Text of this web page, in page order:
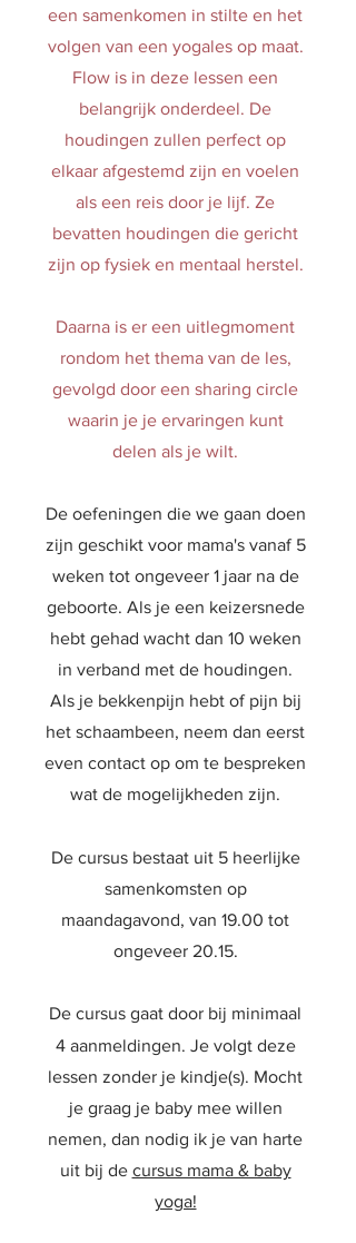
een samenkomen in stilte en het
volgen van een yogales op maat.
Flow is in deze lessen een
belangrijk onderdeel. De
houdingen zullen perfect op
elkaar afgestemd zijn en voelen
als een reis door je lijf. Ze
bevatten houdingen die gericht
zijn op fysiek en mentaal herstel.
Daarna is er een uitlegmoment
rondom het thema van de les,
gevolgd door een sharing circle
waarin je je ervaringen kunt
delen als je wilt.
​De oefeningen die we gaan doen
zijn geschikt voor mama's vanaf 5
weken tot ongeveer 1 jaar na de
geboorte. Als je een keizersnede
hebt gehad wacht dan 10 weken
in verband met de houdingen.
Als je bekkenpijn hebt of pijn bij
het schaambeen, neem dan eerst
even contact op om te bespreken
wat de mogelijkheden zijn.
De cursus bestaat uit 5 heerlijke
samenkomsten op
maandagavond, van 19.00 tot
ongeveer 20.15.
De cursus gaat door bij minimaal
4 aanmeldingen. Je volgt deze
lessen zonder je kindje(s). Mocht
je graag je baby mee willen
nemen, dan nodig ik je van harte
uit bij de cursus mama & baby
yoga!